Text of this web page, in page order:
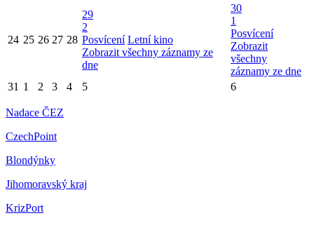
24 25 26 27 28
29
2
Posvícení Letní kino
Zobrazit všechny záznamy ze
dne
30
1
Posvícení
Zobrazit
všechny
záznamy ze dne
31 1 2 3 4 5 6
Nadace ČEZ
CzechPoint
Blondýnky
Jihomoravský kraj
KrizPort